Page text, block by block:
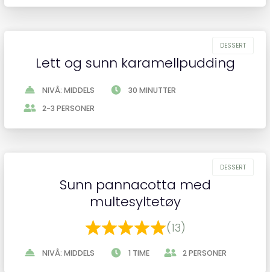
Lett og sunn karamellpudding
NIVÅ: MIDDELS
30 MINUTTER
2-3 PERSONER
Sunn pannacotta med
multesyltetøy
(13)
NIVÅ: MIDDELS 1 TIME 2 PERSONER